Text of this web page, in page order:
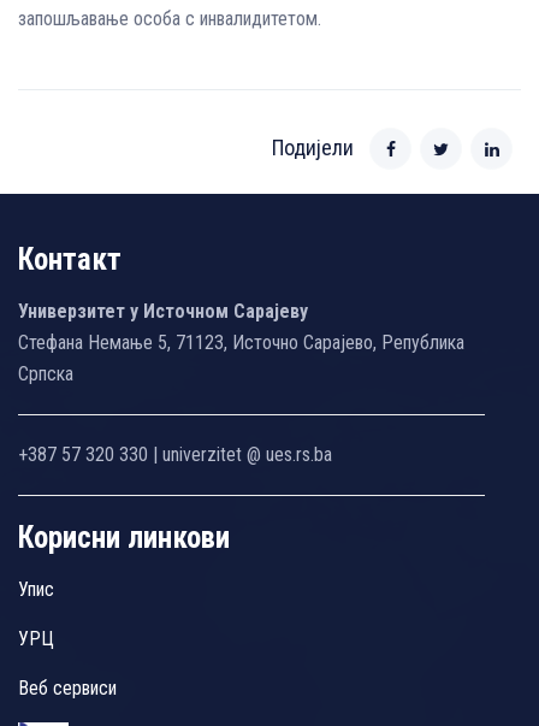
запошљавање особа с инвалидитетом.
Подијели
Контакт
Универзитет у Источном Сарајеву
Стефана Немање 5, 71123, Источно Сарајево, Република
Српска
+387 57 320 330 | univerzitet @ ues.rs.ba
Корисни линкови
Упис
УРЦ
Веб сервиси